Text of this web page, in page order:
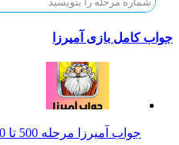
جواب کامل بازی آمیرزا
جواب آمیرزا مرحله 500 تا 700 ، پاسخ مرحله 500 تا 700